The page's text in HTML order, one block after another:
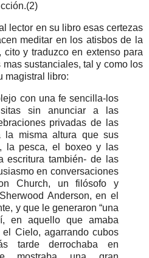
lector en su libro esas certezas
meditar en los atisbos de la
y traduzco en extenso para
sustanciales, tal y como los
magistral libro:
con una fe sencilla-los
sin anunciar a las
privadas de las
la misma altura que sus
la pesca, el boxeo y las
escritura también- de las
en conversaciones
Church, un filósofo y
Anderson, en el
y que le generaron “una
en aquello que amaba
el Cielo, agarrando cubos
tarde derrochaba en